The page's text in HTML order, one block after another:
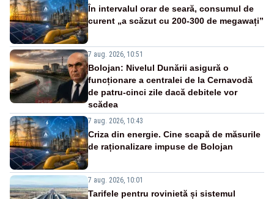
În intervalul orar de seară, consumul de
curent „a scăzut cu 200-300 de megawați”
7 aug. 2026, 10:51
Bolojan: Nivelul Dunării asigură o
funcționare a centralei de la Cernavodă
de patru-cinci zile dacă debitele vor
scădea
7 aug. 2026, 10:43
Criza din energie. Cine scapă de măsurile
de raționalizare impuse de Bolojan
7 aug. 2026, 10:01
Tarifele pentru rovinietă și sistemul